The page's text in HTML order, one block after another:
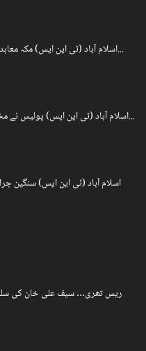
اسلام آباد (ٹی این ایس) مکہ معاہدے کے تناظر میں اسلام...
اسلام آباد (ٹی این ایس) پولیس نے مختلف علاقوں میں سرچ...
ریس تھری… سیف علی خان کی